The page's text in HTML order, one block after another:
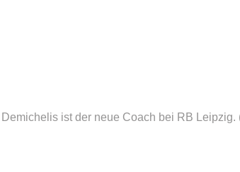
ist der neue Coach bei RB Leipzig.